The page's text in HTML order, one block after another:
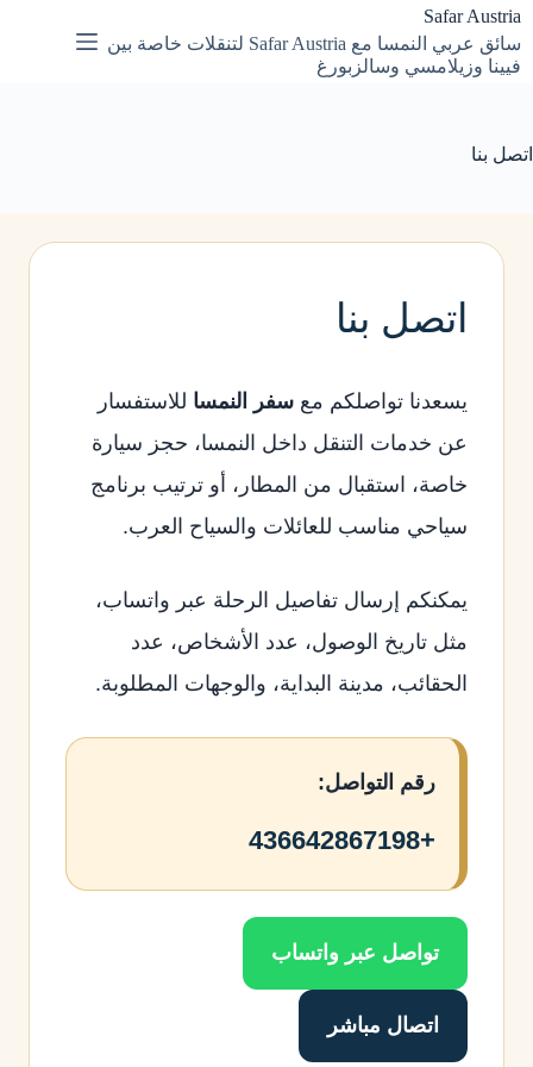
التجاوز
المحتوى
Safar Austria
سائق عربي النمسا مع Safar Austria لتنقلات خاصة بين
فيينا وزيلامسي وسالزبورغ
اتصل بنا
اتصل بنا
يسعدنا تواصلكم مع سفر النمسا للاستفسار
عن خدمات التنقل داخل النمسا، حجز سيارة
خاصة، استقبال من المطار، أو ترتيب برنامج
سياحي مناسب للعائلات والسياح العرب.
يمكنكم إرسال تفاصيل الرحلة عبر واتساب،
مثل تاريخ الوصول، عدد الأشخاص، عدد
الحقائب، مدينة البداية، والوجهات المطلوبة.
رقم التواصل:
+436642867198
تواصل عبر واتساب
اتصال مباشر